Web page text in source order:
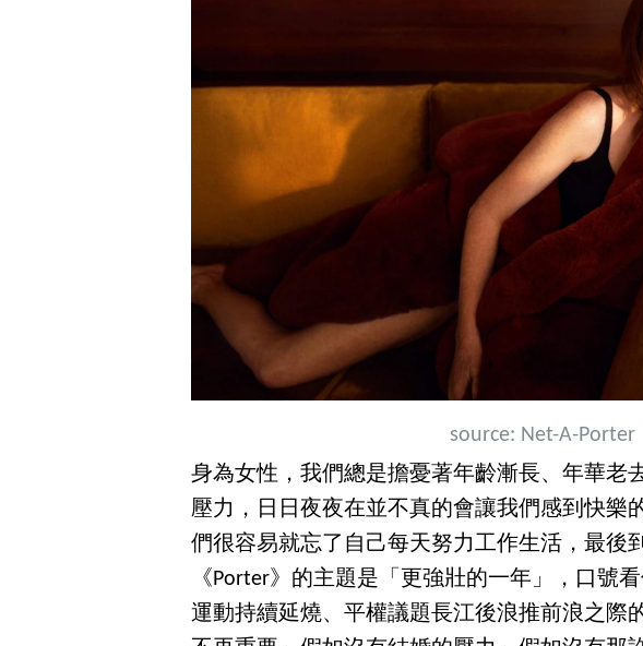
source: Net-A-Porter
身為女性，我們總是擔憂著年齡漸長、年華老
壓力，日日夜夜在並不真的會讓我們感到快樂
們很容易就忘了自己每天努力工作生活，最後
《Porter》的主題是「更強壯的一年」，口號
運動持續延燒、平權議題長江後浪推前浪之際